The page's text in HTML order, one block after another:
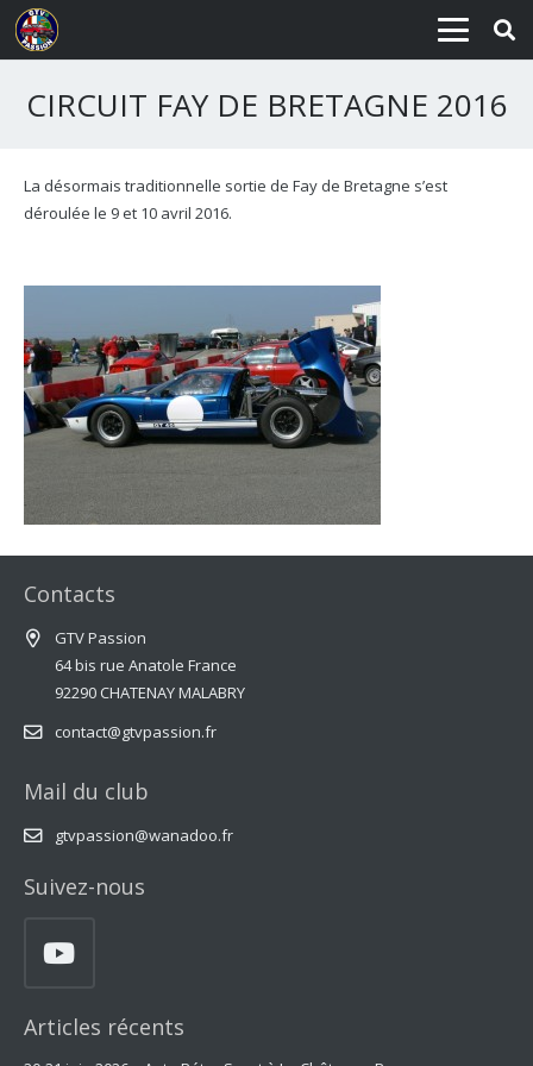
CIRCUIT FAY DE BRETAGNE 2016
La désormais traditionnelle sortie de Fay de Bretagne s’est
déroulée le 9 et 10 avril 2016.
Contacts
GTV Passion
64 bis rue Anatole France
92290 CHATENAY MALABRY
contact@gtvpassion.fr
Mail du club
gtvpassion@wanadoo.fr
Suivez-nous
Articles récents